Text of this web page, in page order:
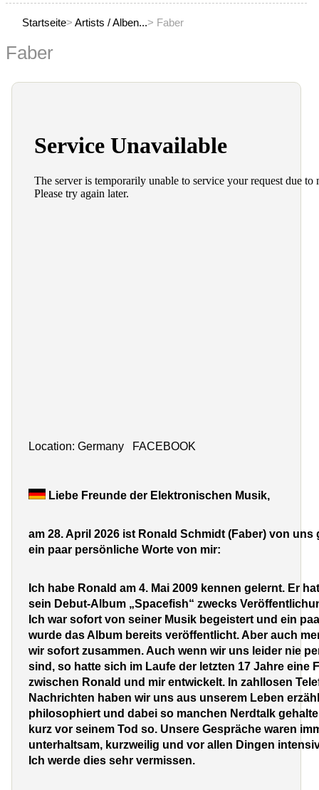
Startseite> Artists / Alben...> Faber
Faber
Location: Germany FACEBOOK
Liebe Freunde der Elektronischen Musik,
am 28. April 2026 ist Ronald Schmidt (Faber) von uns
ein paar persönliche Worte von mir:
Ich habe Ronald am 4. Mai 2009 kennen gelernt. Er
sein Debut-Album „Spacefish“ zwecks
Ich war sofort von seiner Musik begeistert und ein
wurde das Album bereits veröffentlicht. Aber auch
wir sofort zusammen. Auch wenn wir uns leider nie
sind, so hatte sich im Laufe der letzten 17 Jahre eine
zwischen Ronald und mir entwickelt. In zahllosen
Nachrichten haben wir uns aus unserem Leben
philosophiert und dabei so manchen Nerdtalk
kurz vor seinem Tod so. Unsere Gespräche waren
unterhaltsam, kurzweilig und vor allen Dingen
Ich werde dies sehr vermissen.